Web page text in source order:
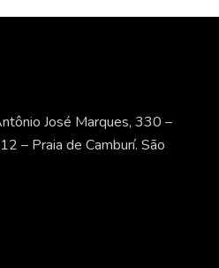
José Marques, 330 –
– Praia de Camburí. São